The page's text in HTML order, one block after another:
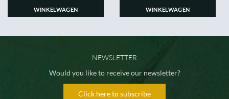
WINKELWAGEN
WINKELWAGEN
NEWSLETTER
Would you like to receive our newsletter?
Click here to subscribe